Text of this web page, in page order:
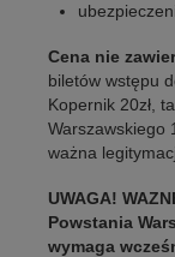
Cena nie
biletów wstępu
Kopernik 20zł,
Warszawskiego
ważna
UWAGA!
Powstania
wymaga